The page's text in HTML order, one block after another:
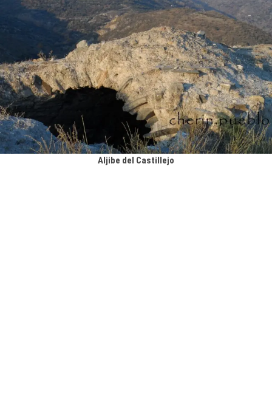
Aljibe del Castillejo